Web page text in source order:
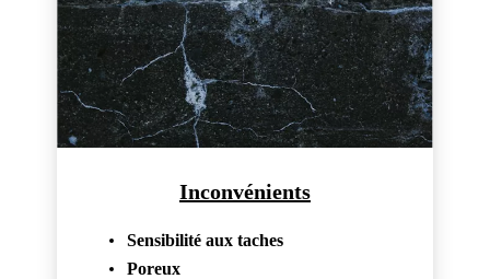
Inconvénients
Sensibilité aux taches
Poreux